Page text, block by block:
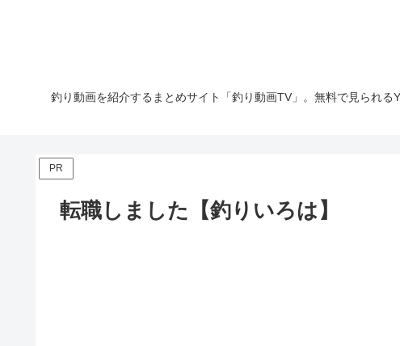
釣り動画を紹介するまとめサイト「釣り動画TV」。無料で見られ
PR
転職しました【釣りいろは】